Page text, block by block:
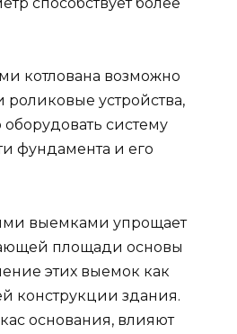
котлована возможно
роликовые устройства,
систему
фундамента и его
выемками упрощает
площади основы
этих выемок как
конструкции здания.
основания, влияют